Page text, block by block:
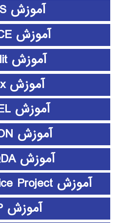
آموزش HFSS
آموزش HSPICE
آموزش L-Edit
آموزش Latex
آموزش LISREL
آموزش LUMION
آموزش MAXQDA
آموزش Microsoft Office Project
آموزش PHP